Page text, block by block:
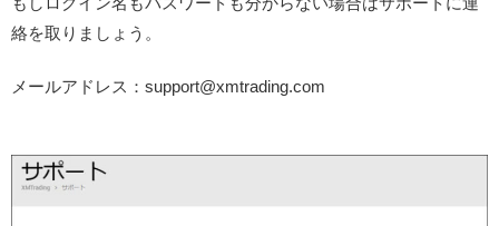
絡を取りましょう。
メールアドレス：support@xmtrading.com